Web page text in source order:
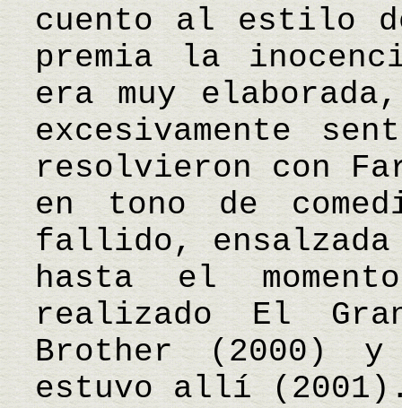
cuento al estilo
premia la
era muy
excesivamente
resolvieron con
en tono de
fallido, ensalzada
hasta el
realizado El
Brother (2000) y
estuvo allí